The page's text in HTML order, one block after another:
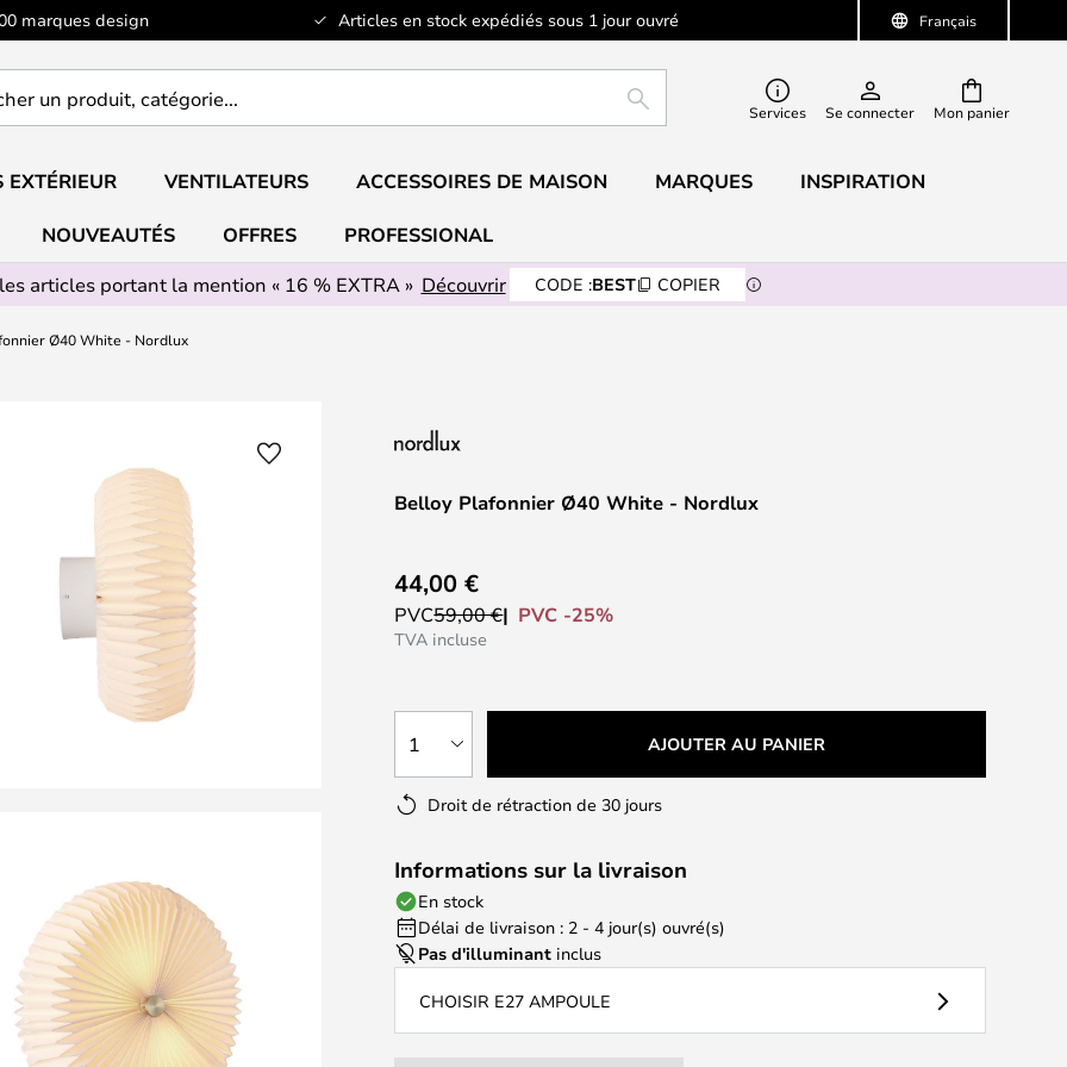
Français
marques design Articles en stock expédiés sous 1 jour ouvré
Mon panier
RECHERCHERServices Se connecter
EXTÉRIEUR VENTILATEURS ACCESSOIRES DE MAISON MARQUES INSPIRATION
NOUVEAUTÉS OFFRES
PROFESSIONAL
articles portant la mention « 16 % EXTRA » Découvrir CODE :BEST COPIER
Ø40 White - Nordlux
Belloy Plafonnier Ø40 White - Nordlux
44,00 €
PVC59,00 € PVC -25%
TVA incluse
1 AJOUTER AU PANIER
Droit de rétraction de 30 jours
Informations sur la livraison
En stock
Délai de livraison : 2 - 4 jour(s) ouvré(s)
Pas d'illuminant inclus
CHOISIR E27 AMPOULE